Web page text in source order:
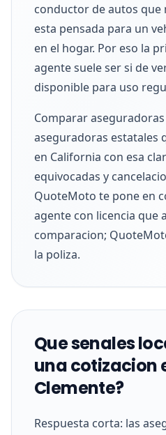
conductor de autos que
esta pensada para un
en el hogar. Por eso la
agente suele ser si de
disponible para uso
Comparar
aseguradoras estatales
en California con esa
equivocadas y
QuoteMoto te pone en
agente con licencia que
comparacion;
la poliza.
Que senales
una cotizacion
Clemente?
Respuesta corta: las